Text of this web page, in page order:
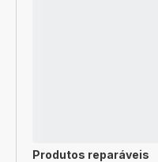
Produtos reparáveis